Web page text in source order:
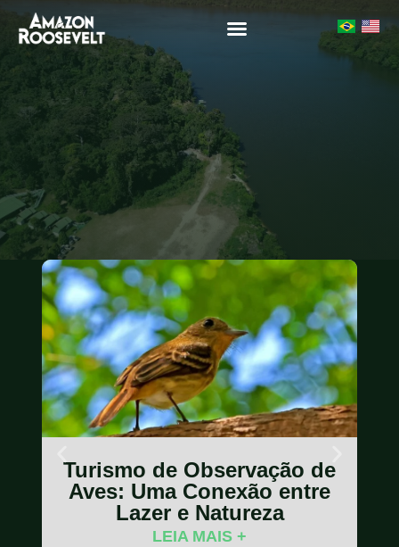
Turismo de Observação de
Aves: Uma Conexão entre
Lazer e Natureza
LEIA MAIS +